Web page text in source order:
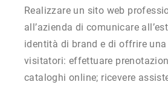
Realizzare un sito web
all’azienda di comunicare
identità di brand e di offrire
visitatori: effettuare
cataloghi online; ricevere